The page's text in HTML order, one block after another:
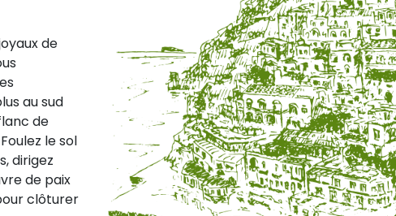
de
au sud
de
le sol
dirigez
de paix
clôturer